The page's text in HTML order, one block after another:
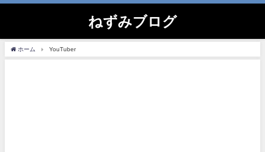
ねずみブログ
ホーム YouTuber